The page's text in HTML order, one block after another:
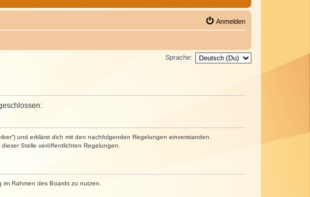
Anmelden
Sprache:
und erklärst dich mit den nachfolgenden Regelungen einverstanden.
Stelle veröffentlichten Regelungen.
Rahmen des Boards zu nutzen.